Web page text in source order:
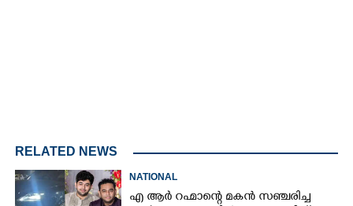
RELATED NEWS
NATIONAL
എ ആർ റഹ്മാന്റെ മകൻ സഞ്ചരിച്ച